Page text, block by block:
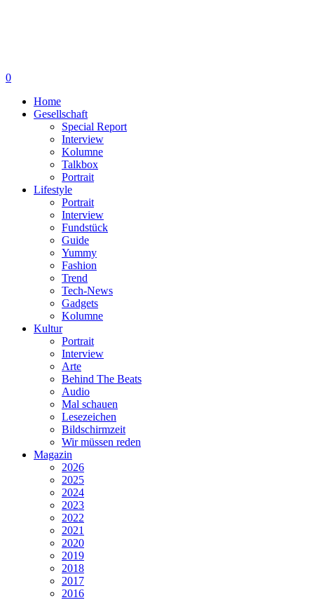
0
Home
Gesellschaft
Special Report
Interview
Kolumne
Talkbox
Portrait
Lifestyle
Portrait
Interview
Fundstück
Guide
Yummy
Fashion
Trend
Tech-News
Gadgets
Kolumne
Kultur
Portrait
Interview
Arte
Behind The Beats
Audio
Mal schauen
Lesezeichen
Bildschirmzeit
Wir müssen reden
Magazin
2026
2025
2024
2023
2022
2021
2020
2019
2018
2017
2016